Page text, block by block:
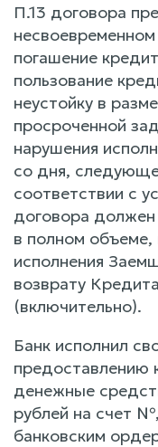
П.13 договора
погашение
пользование
неустойку в
просроченной
нарушения
со дня,
соответствии с
договора
в полном объеме,
исполнения
возврату
(включительно).
Банк исполнил
предоставлению
денежные
рублей на счет
банковским